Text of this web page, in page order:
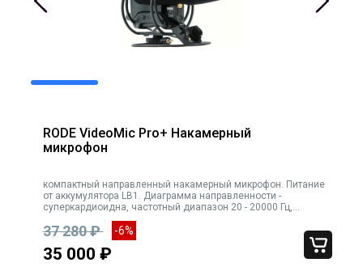
RODE VideoMic Pro+ Накамерный
микрофон
компактный направленный накамерный микрофон. Питание
от аккумулятора LB1. Диаграмма направленности -
суперкардиоидна, частотный диапазон 20 - 20000 Гц,
выходной импеданс: 200 Ом, соотношение сигнал/шум: 14
дБА, макс.звуковое давлени
37 280 ₽ -6%
35 000 ₽